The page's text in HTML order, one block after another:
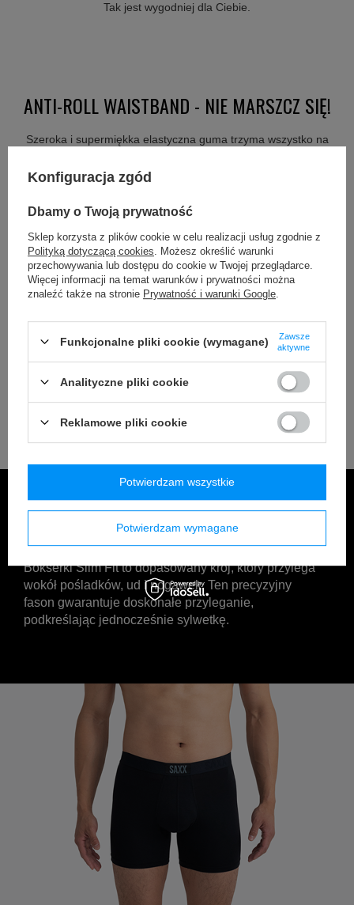
Tak jest wygodniej dla Ciebie.
ANTI-ROLL WAISTBAND - NIE MARSZCZ SIĘ!
Szeroka i supermiękka elastyczna guma trzyma wszystko na
Nie marszczymy Freda.
SLIM FIT
Bokserki Slim Fit to dopasowany krój, który przylega
wokół pośladków, ud i nogawek. Ten precyzyjny
fason gwarantuje doskonałe przyleganie,
podkreślając jednocześnie sylwetkę.
Konfiguracja zgód
Dbamy o Twoją prywatność
Sklep korzysta z plików cookie w celu realizacji usług zgodnie z
Polityką dotyczącą cookies . Możesz określić warunki
przechowywania lub dostępu do cookie w Twojej przeglądarce.
Więcej informacji na temat warunków i prywatności można
znaleźć także na stronie Prywatność i warunki Google
Funkcjonalne pliki cookie (wymagane)
Zawsze
aktywne
Analityczne pliki cookie
Reklamowe pliki cookie
Potwierdzam wymagane
Potwierdzam wszystkie